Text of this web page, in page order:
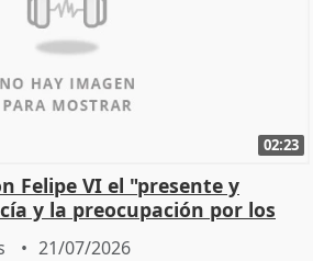
02:23
Felipe VI el "presente y
y la preocupación por los
21/07/2026